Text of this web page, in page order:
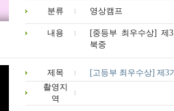
분류 영상캠프
내용
[중등부 최우수상] 제
북중
제목
[고등부 최우수상] 제3
촬영지
역